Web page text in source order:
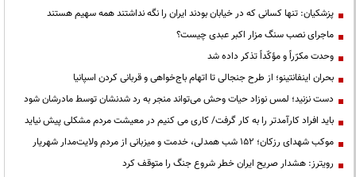
پزشکیان: تنها کسانی که در خیابان بودند ایران را نگه نداشتند همه سهیم هستند
ماجرای نصب سنگ مزار اکبر عبدی چیست؟
وحدت مکرّراً و مؤکّداً تذکر داده شد
بحران اینفانتینو؛ از طرح جنجالی تا اتهام باج‌خواهی و قربانی کردن اسپانیا
دست نزنید؛ لمس نوزاد حیات وحش می‌تواند منجر به رد شدنشان توسط مادرشان شود
باید افراد کارآمدتر را به کار گرفت/ کاری می کنیم در معیشت مردم مشکلی پیش نیاید
موکب شهدای رزکان؛ ۱۵۲ شب همدلی، خدمت و میزبانی از مردم ولایت‌مدار شهریار
رویترز: هشدار صریح ایران خطر شروع جنگ را متوقف کرد